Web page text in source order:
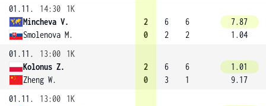
01.11.
14:30
1K
Mincheva V.
Smolenova M.
2
0
6
2
6
2
7.87
1.04
01.11.
13:00
1K
Kolonus Z.
Zheng W.
2
0
6
3
6
1
1.01
9.17
01.11.
13:00
1K